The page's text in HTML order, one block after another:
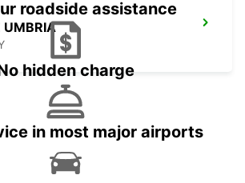
UMBRIA
roadside assistance
hidden charge
in most major airports